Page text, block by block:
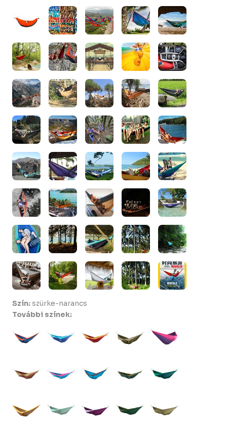
Szín:szürke-narancs
További színek: